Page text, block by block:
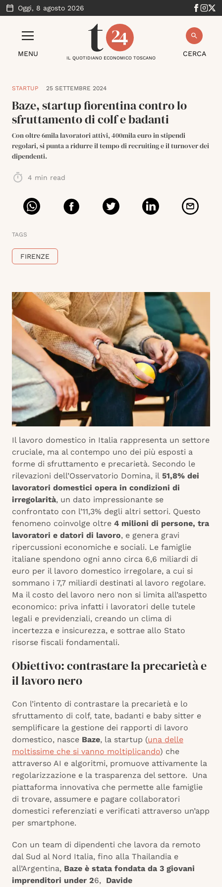
Oggi, 8 agosto 2026
MENU CERCA
IL QUOTIDIANO ECONOMICO TOSCANO
STARTUP 25 SETTEMBRE 2024
Baze, startup fiorentina contro lo
sfruttamento di colf e badanti
Con oltre 6mila lavoratori attivi, 400mila euro in stipendi
regolari, si punta a ridurre il tempo di recruiting e il turnover dei
dipendenti.
4 min read
TAGS
FIRENZE
Il lavoro domestico in Italia rappresenta un settore
cruciale, ma al contempo uno dei più esposti a
forme di sfruttamento e precarietà. Secondo le
rilevazioni dell’Osservatorio Domina, il 51,8% dei
lavoratori domestici opera in condizioni di
irregolarità, un dato impressionante se
confrontato con l’11,3% degli altri settori. Questo
fenomeno coinvolge oltre 4 milioni di persone, tra
lavoratori e datori di lavoro, e genera gravi
ripercussioni economiche e sociali. Le famiglie
italiane spendono ogni anno circa 6,6 miliardi di
euro per il lavoro domestico irregolare, a cui si
sommano i 7,7 miliardi destinati al lavoro regolare.
Ma il costo del lavoro nero non si limita all’aspetto
economico: priva infatti i lavoratori delle tutele
legali e previdenziali, creando un clima di
incertezza e insicurezza, e sottrae allo Stato
risorse fiscali fondamentali.
Obiettivo: contrastare la precarietà e
il lavoro nero
Con l’intento di contrastare la precarietà e lo
sfruttamento di colf, tate, badanti e baby sitter e
semplificare la gestione dei rapporti di lavoro
domestico, nasce Baze, la startup (una delle
moltissime che si vanno moltiplicando) che
attraverso AI e algoritmi, promuove attivamente la
regolarizzazione e la trasparenza del settore. Una
piattaforma innovativa che permette alle famiglie
di trovare, assumere e pagare collaboratori
domestici referenziati e verificati attraverso un’app
per smartphone.
Con un team di dipendenti che lavora da remoto
dal Sud al Nord Italia, fino alla Thailandia e
all’Argentina, Baze è stata fondata da 3 giovani
imprenditori under 26, Davide